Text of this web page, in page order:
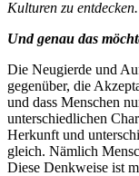
Kulturen zu entdecken.
Und genau das
Die Neugierde und
gegenüber, die
und dass Menschen
unterschiedlichen
Herkunft und
gleich. Nämlich
Diese Denkweise ist